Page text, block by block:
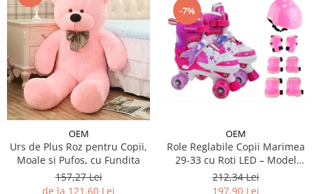
OEM
Urs de Plus Roz pentru Copii,
Moale si Pufos, cu Fundita
157,27 Lei
de la 121,60 Lei
-7%
OEM
Role Reglabile Copii Marimea
29-33 cu Roti LED – Model
Sirena, SET PROTECTIE
INCLUS
212,34 Lei
197,90 Lei